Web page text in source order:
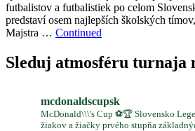
futbalistov a futbalistiek po celom
predstaví osem najlepších školských
Majstra … Continued
Sleduj atmosféru turnaja
mcdonaldscupsk
McDonald\\\'s Cup ⚽️🏆 Slovensko
žiakov a žiačky prvého stupňa